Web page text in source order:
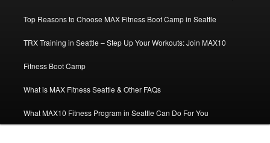
Top Reasons to Choose MAX Fitness Boot Camp in Seattle
TRX Training in Seattle – Step Up Your Workouts: Join MAX10
Fitness Boot Camp
What is MAX Fitness Seattle & Other FAQs
What MAX10 Fitness Program in Seattle Can Do For You